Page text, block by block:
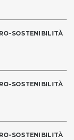
SOSTENIBILITÀ
SOSTENIBILITÀ
SOSTENIBILITÀ